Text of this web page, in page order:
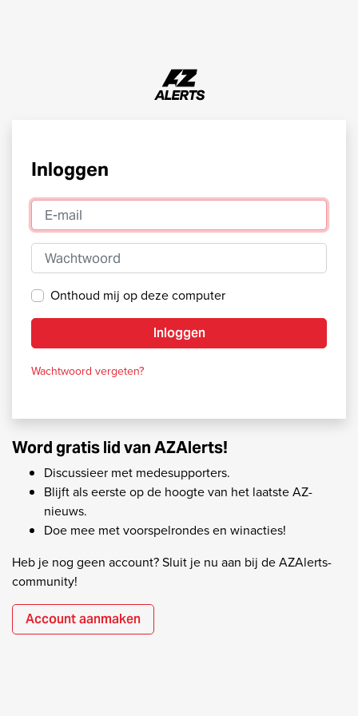
Inloggen
E-mail
Wachtwoord
Onthoud mij op deze computer
Inloggen
Wachtwoord vergeten?
Word gratis lid van AZAlerts!
Discussieer met medesupporters.
Blijft als eerste op de hoogte van het laatste AZ-
nieuws.
Doe mee met voorspelrondes en winacties!
Heb je nog geen account? Sluit je nu aan bij de AZAlerts-
community!
Account aanmaken